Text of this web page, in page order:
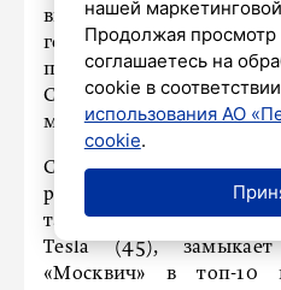
выросли почти в три
года по сравнению с
прошлого года. В
Северной столице
машин, в 2022 году их
Самым продаваемым
российский Evolute,
таких машин. Второе
Tesla (45),
«Москвич» в топ-10
нашей
Продолжая просмотр
соглашаетесь на
cookie в
использования АО
cookie.